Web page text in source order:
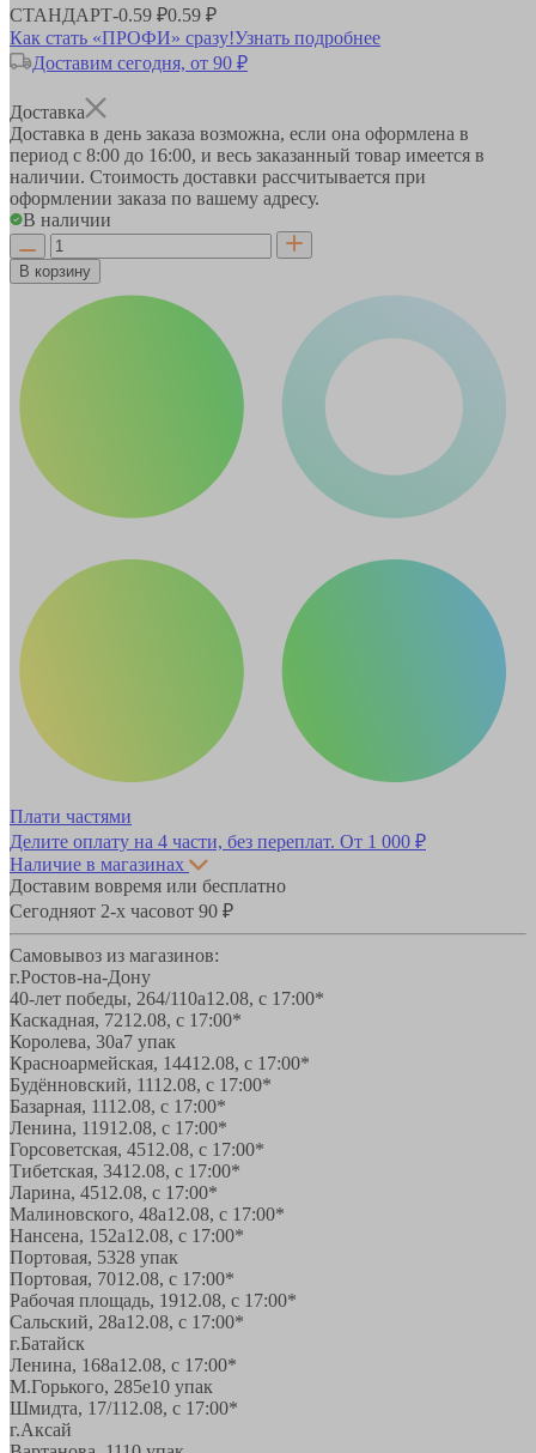
СТАНДАРТ-0.59 ₽0.59 ₽
Как стать «ПРОФИ» сразу!Узнать подробнее
Доставим сегодня, от 90 ₽
Доставка
Доставка в день заказа возможна, если она оформлена в
период с 8:00 до 16:00, и весь заказанный товар имеется в
наличии. Стоимость доставки рассчитывается при
оформлении заказа по вашему адресу.
В наличии
В корзину
Плати частями
Делите оплату на 4 части, без переплат. От 1 000 ₽
Наличие в магазинах
Доставим вовремя или бесплатно
Сегодняот 2-х часовот 90 ₽
Самовывоз из магазинов:
г.Ростов-на-Дону
40-лет победы, 264/110а12.08, с 17:00*
Каскадная, 7212.08, с 17:00*
Королева, 30а7 упак
Красноармейская, 14412.08, с 17:00*
Будённовский, 1112.08, с 17:00*
Базарная, 1112.08, с 17:00*
Ленина, 11912.08, с 17:00*
Горсоветская, 4512.08, с 17:00*
Тибетская, 3412.08, с 17:00*
Ларина, 4512.08, с 17:00*
Малиновского, 48а12.08, с 17:00*
Нансена, 152а12.08, с 17:00*
Портовая, 5328 упак
Портовая, 7012.08, с 17:00*
Рабочая площадь, 1912.08, с 17:00*
Сальский, 28a12.08, с 17:00*
г.Батайск
Ленина, 168а12.08, с 17:00*
М.Горького, 285е10 упак
Шмидта, 17/112.08, с 17:00*
г.Аксай